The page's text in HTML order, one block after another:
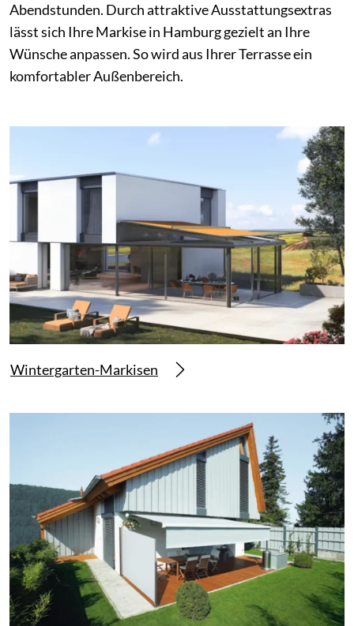
Abendstunden. Durch attraktive Ausstattungsextras
lässt sich Ihre Markise in Hamburg gezielt an Ihre
Wünsche anpassen. So wird aus Ihrer Terrasse ein
komfortabler Außenbereich.
Wintergarten-Markisen